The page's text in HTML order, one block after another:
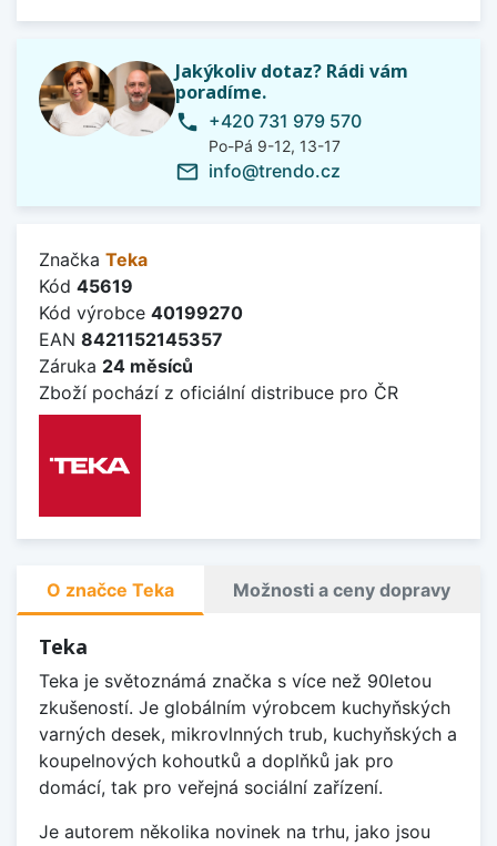
Jakýkoliv dotaz? Rádi vám
poradíme.
phone +420 731 979 570
Po-Pá 9-12, 13-17
mail_outline info@trendo.cz
Značka Teka
Kód 45619
Kód výrobce 40199270
EAN 8421152145357
Záruka 24 měsíců
Zboží pochází z oficiální distribuce pro ČR
O značce Teka Možnosti a ceny dopravy
Teka
Teka je světoznámá značka s více než 90letou
zkušeností. Je globálním výrobcem kuchyňských
varných desek, mikrovlnných trub, kuchyňských a
koupelnových kohoutků a doplňků jak pro
domácí, tak pro veřejná sociální zařízení.
Je autorem několika novinek na trhu, jako jsou